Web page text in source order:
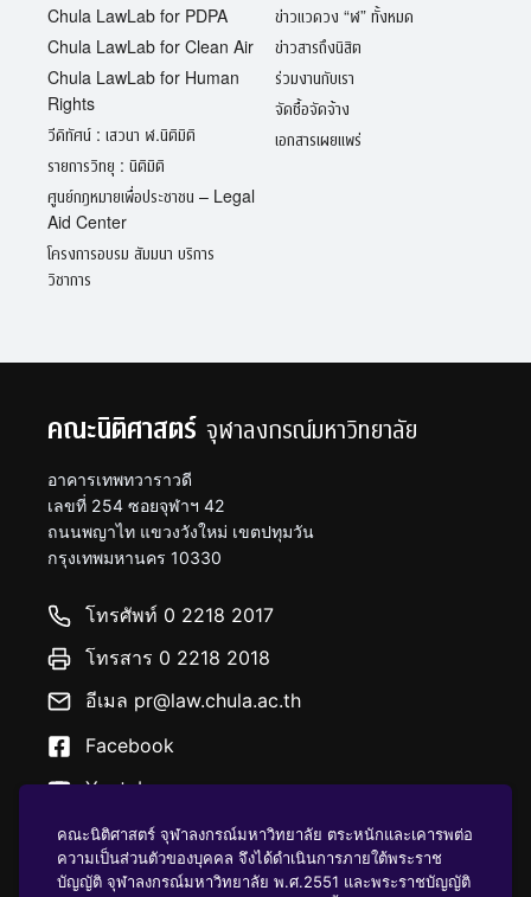
Chula LawLab for PDPA
Chula LawLab for Clean Air
Chula LawLab for Human
Rights
วีดิทัศน์ : เสวนา ฬ.นิติมิติ
รายการวิทยุ : นิติมิติ
ศูนย์กฎหมายเพื่อประชาชน – Legal
Aid Center
โครงการอบรม สัมมนา บริการ
วิชาการ
ข่าวแวดวง “ฬ” ทั้งหมด
ข่าวสารถึงนิสิต
ร่วมงานกับเรา
จัดซื้อจัดจ้าง
เอกสารเผยแพร่
คณะนิติศาสตร์ จุฬาลงกรณ์มหาวิทยาลัย
อาคารเทพทวาราวดี
เลขที่ 254 ซอยจุฬาฯ 42
ถนนพญาไท แขวงวังใหม่ เขตปทุมวัน
กรุงเทพมหานคร 10330
โทรศัพท์ 0 2218 2017
โทรสาร 0 2218 2018
อีเมล pr@law.chula.ac.th
Facebook
Youtube
คณะนิติศาสตร์ จุฬาลงกรณ์มหาวิทยาลัย ตระหนักและเคารพต่อ
ความเป็นส่วนตัวของบุคคล จึงได้ดำเนินการภายใต้พระราช
บัญญัติ จุฬาลงกรณ์มหาวิทยาลัย พ.ศ.2551 และพระราชบัญญัติ